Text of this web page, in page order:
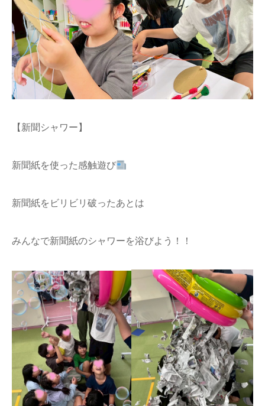
【新聞シャワー】
新聞紙を使った感触遊び
新聞紙をビリビリ破ったあとは
みんなで新聞紙のシャワーを浴びよう！！